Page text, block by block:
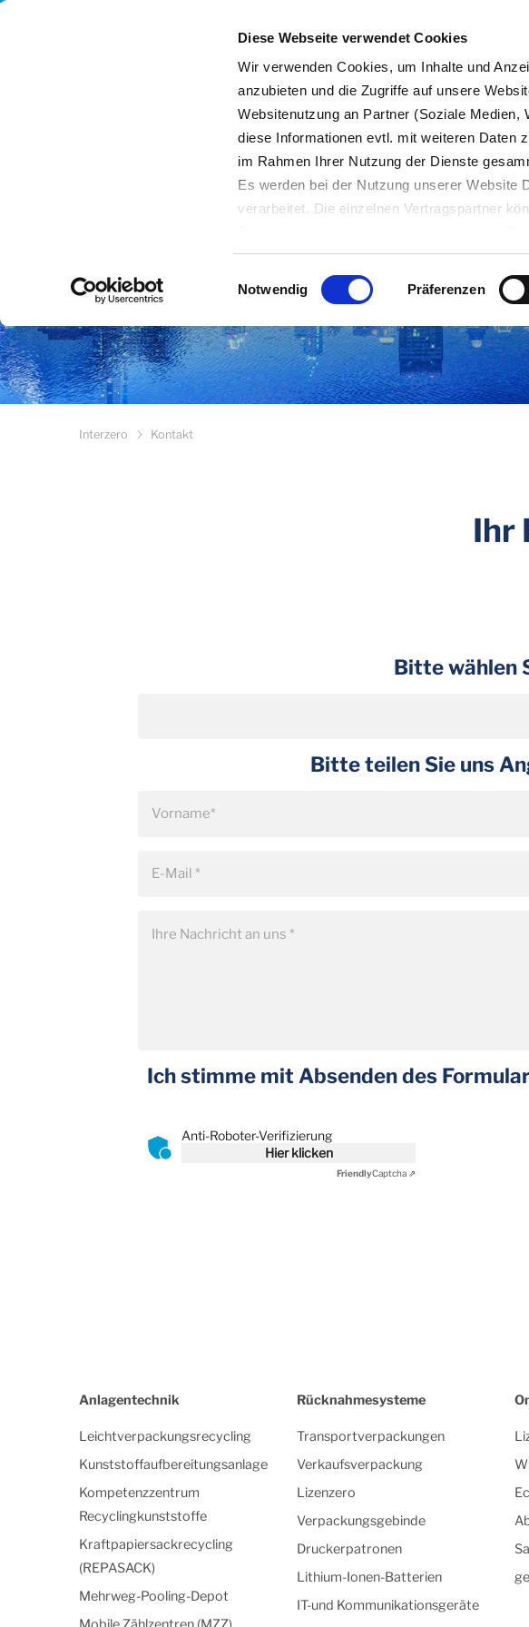
Diese Webseite verwendet Cookies
Wir verwenden Cookies, um Inhalte und
anzubieten und die Zugriffe auf unsere
Websitenutzung an Partner (Soziale Medien,
diese Informationen evtl. mit weiteren Daten
im Rahmen Ihrer Nutzung der Dienste
Es werden bei der Nutzung unserer Website
verarbeitet. Die einzelnen Vertragspartner
Datenübertragung in Drittstaaten ein. Erst
von Drittanbietern nachgeladen. Ihre IP-
Datenschutz dieser Anbieter können Sie
Einwilligung. Sie können sie unter
erfahren Sie in unserer
Einwilligungsauswahl
Notwendig Präferenzen
Unternehmen Nachhaltigkeit Blog
Interzero Kontakt
Ihr
Bitte wählen
Bitte teilen Sie uns
Ich stimme mit Absenden des
Anti-Roboter-Verifizierung
Hier klicken
FriendlyCaptcha ⇗
Anlagentechnik
Leichtverpackungsrecycling
Kunststoffaufbereitungsanlage
Kompetenzzentrum
Recyclingkunststoffe
Kraftpapiersackrecycling
(REPASACK)
Mehrweg-Pooling-Depot
Rücknahmesysteme
Transportverpackungen
Verkaufsverpackung
Lizenzero
Verpackungsgebinde
Druckerpatronen
Lithium-Ionen-Batterien
IT-und Kommunikationsgeräte